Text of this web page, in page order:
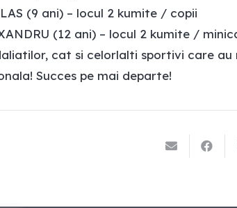
(9 ani) – locul 2 kumite / copii
(12 ani) – locul 2 kumite /
cat si celorlalti sportivi care
Succes pe mai departe!